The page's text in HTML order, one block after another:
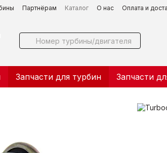
Партнёрам Каталог О нас Оплата и
Запчасти для турбин Запчасти